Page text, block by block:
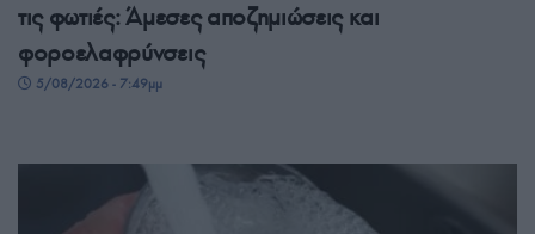
τις φωτιές: Άμεσες αποζημιώσεις και
φοροελαφρύνσεις
5/08/2026 - 7:49μμ